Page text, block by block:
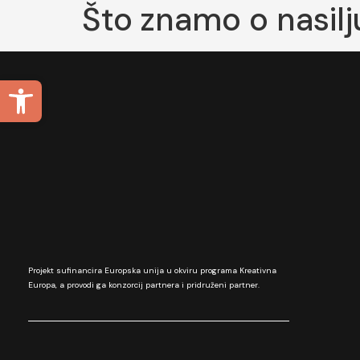
Open toolbar
Što znamo o
Projekt sufinancira Europska unija u okviru programa Kreativna
Europa, a provodi ga konzorcij partnera i pridruženi partner.